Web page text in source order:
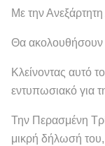
Με την
Θα ακολουθήσουν
Κλείνοντας αυτό
εντυπωσιακό για
Την Περασμένη
μικρή δήλωσή του,